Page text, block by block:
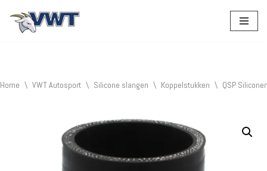
Home \ VWT Autosport \ Silicone slangen \ Koppelstukken \ QSP